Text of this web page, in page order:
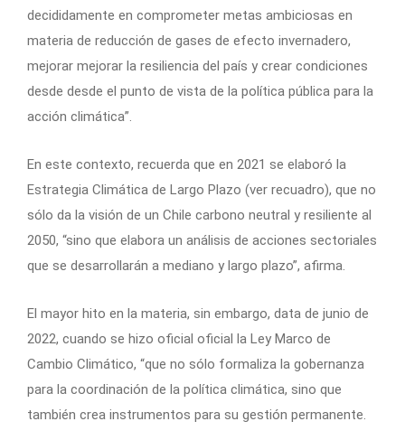
decididamente en comprometer metas ambiciosas en
materia de reducción de gases de efecto invernadero,
mejorar mejorar la resiliencia del país y crear condiciones
desde desde el punto de vista de la política pública para la
acción climática”.
En este contexto, recuerda que en 2021 se elaboró la
Estrategia Climática de Largo Plazo (ver recuadro), que no
sólo da la visión de un Chile carbono neutral y resiliente al
2050, “sino que elabora un análisis de acciones sectoriales
que se desarrollarán a mediano y largo plazo”, afirma.
El mayor hito en la materia, sin embargo, data de junio de
2022, cuando se hizo oficial oficial la Ley Marco de
Cambio Climático, “que no sólo formaliza la gobernanza
para la coordinación de la política climática, sino que
también crea instrumentos para su gestión permanente.